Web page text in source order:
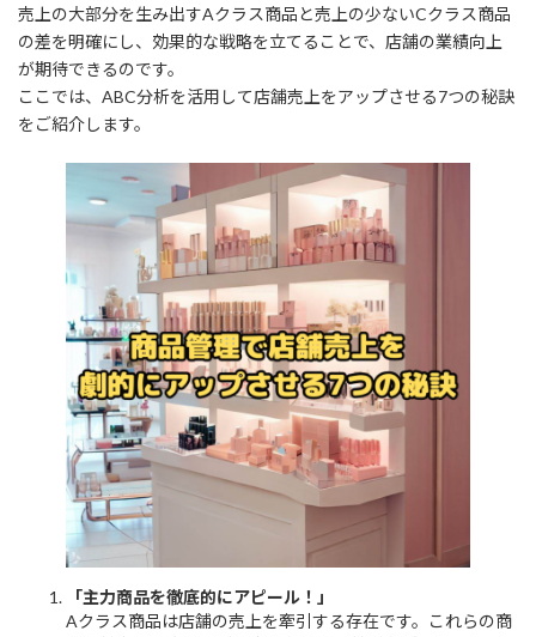
日
時
:
売上の大部分を生み出すAクラス商品と売上の少ないCクラス商品
の差を明確にし、効果的な戦略を立てることで、店舗の業績向上
が期待できるのです。
ここでは、ABC分析を活用して店舗売上をアップさせる7つの秘訣
をご紹介します。
「主力商品を徹底的にアピール！」
Aクラス商品は店舗の売上を牽引する存在です。これらの商